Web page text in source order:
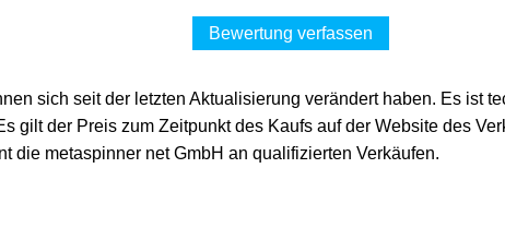
gps-reifen über
Continental ContiSportContact 3 255/45 R19 100 Y,
reifen.check24.de
Bewertung verfassen
sich seit der letzten Aktualisierung verändert haben. Es ist
gilt der Preis zum Zeitpunkt des Kaufs auf der Website des
die metaspinner net GmbH an qualifizierten Verkäufen.